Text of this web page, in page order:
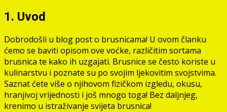
1. Uvod
Dobrodošli u blog post o brusnicama! U ovom članku
ćemo se baviti opisom ove voćke, različitim sortama
brusnica te kako ih uzgajati. Brusnice se često koriste u
kulinarstvu i poznate su po svojim ljekovitim svojstvima.
Saznat ćete više o njihovom fizičkom izgledu, okusu,
hranjivoj vrijednosti i još mnogo toga! Bez daljnjeg,
krenimo u istraživanje svijeta brusnica!